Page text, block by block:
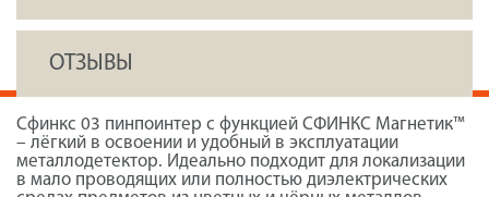
ОТЗЫВЫ
Сфинкс 03 пинпоинтер с функцией СФИНКС Магнетик™
– лёгкий в освоении и удобный в эксплуатации
металлодетектор. Идеально подходит для локализации
в мало проводящих или полностью диэлектрических